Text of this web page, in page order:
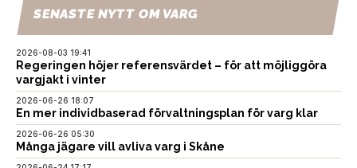
SENASTE NYTT OM VARG
2026-08-03 19:41
Regeringen höjer referensvärdet – för att möjliggöra
vargjakt i vinter
2026-06-26 18:07
En mer individbaserad förvaltningsplan för varg klar
2026-06-26 05:30
Många jägare vill avliva varg i Skåne